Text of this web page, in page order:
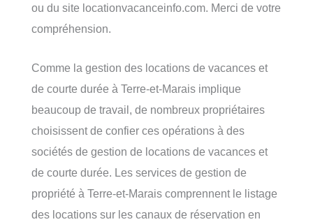
ou du site locationvacanceinfo.com. Merci de votre
compréhension.
Comme la gestion des locations de vacances et
de courte durée à Terre-et-Marais implique
beaucoup de travail, de nombreux propriétaires
choisissent de confier ces opérations à des
sociétés de gestion de locations de vacances et
de courte durée. Les services de gestion de
propriété à Terre-et-Marais comprennent le listage
des locations sur les canaux de réservation en